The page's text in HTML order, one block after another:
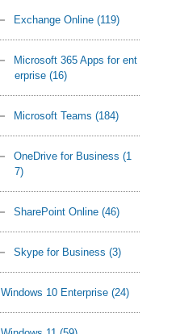
Exchange Online (119)
Microsoft 365 Apps for ent
erprise (16)
Microsoft Teams (184)
OneDrive for Business (1
7)
SharePoint Online (46)
Skype for Business (3)
Windows 10 Enterprise (24)